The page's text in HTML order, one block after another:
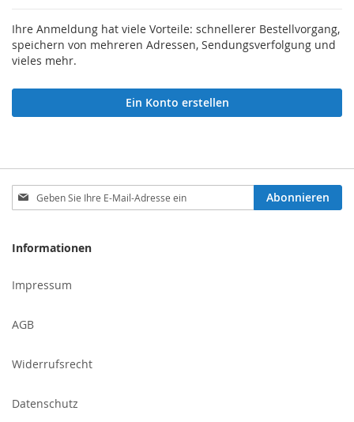
Ihre Anmeldung hat viele Vorteile: schnellerer Bestellvorgang,
speichern von mehreren Adressen, Sendungsverfolgung und
vieles mehr.
Ein Konto erstellen
Melden
Sie
unseren
an:
Abonnieren
Informationen
Impressum
AGB
Widerrufsrecht
Datenschutz